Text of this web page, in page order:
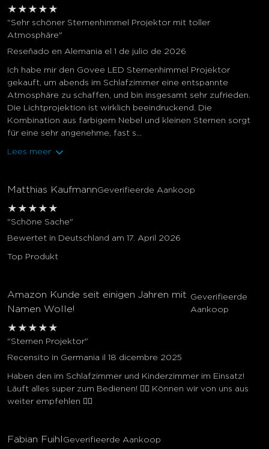
★ ★ ★ ★ ★
"Sehr schöner Sternenhimmel Projektor mit toller
Atmosphäre"
Reseñado en Alemania el 1 de julio de 2026
Ich habe mir den Govee LED Sternenhimmel Projektor
gekauft, um abends im Schlafzimmer eine entspannte
Atmosphäre zu schaffen, und bin insgesamt sehr zufrieden.
Die Lichtprojektion ist wirklich beeindruckend. Die
Kombination aus farbigem Nebel und kleinen Sternen sorgt
für eine sehr angenehme, fast s...
Lees meer
Matthias KaufmannGeverifieerde Aankoop
★ ★ ★ ★ ★
"Schöne Sache"
Bewertet in Deutschland am 17. April 2026
Top Produkt
Amazon Kunde seit einigen Jahren mit
Namen Wolle!
Geverifieerde
Aankoop
★ ★ ★ ★ ★
"Sternen Projektor"
Recensito in Germania il 18 dicembre 2025
Haben den im Schlafzimmer und Kinderzimmer im Einsatz!
Läuft alles super zum Bedienen! 👍🏼 Können wir von uns aus
weiter empfehlen 👍🏼
Fabian Fuihl Geverifieerde Aankoop